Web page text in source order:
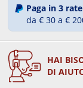
Paga in 3
da € 30 a €
HAI
DI